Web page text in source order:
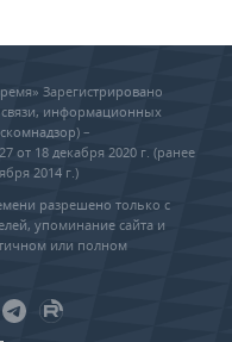
Зарегистрировано
информационных
–
18 декабря 2020 г. (ранее
2014 г.)
разрешено только с
упоминание сайта и
или полном